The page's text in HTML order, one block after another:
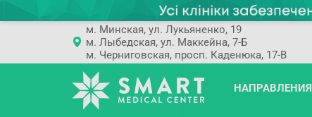
м. Минская, ул. Лукьяненко, 19
м. Лыбедская, ул. Маккейна, 7-Б
м. Черниговская, просп. Каденюка, 17-В
НАПРАВЛЕНИЯ